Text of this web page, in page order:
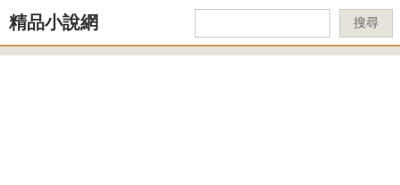
精品小說網 搜尋